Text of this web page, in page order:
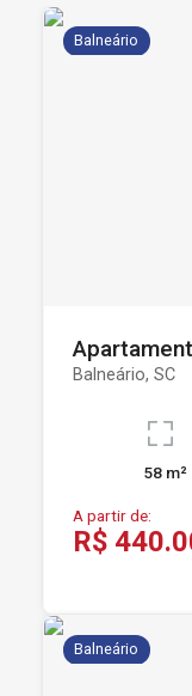
Balneário
Balneário, SC
58 m²
A partir de:
R$
Balneário